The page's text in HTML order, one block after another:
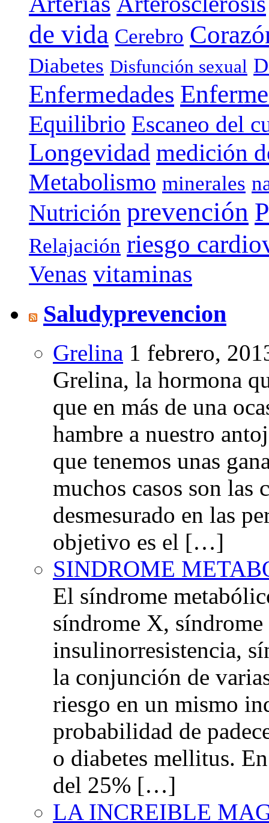
de vida Cerebro
Diabetes Disfunción sexual
Enfermedades
Equilibrio Escaneo del
Longevidad medición
Metabolismo minerales
Nutrición prevención
Relajación riesgo
Venas vitaminas
Saludyprevencion
Grelina 1 febrero,
Grelina, la hormona
que en más de una
hambre a nuestro
que tenemos unas
muchos casos son las
desmesurado en las
objetivo es el […]
SINDROME
El síndrome
síndrome X,
insulinorresistencia,
la conjunción de
riesgo en un mismo
probabilidad de
o diabetes mellitus.
del 25% […]
LA INCREIBLE